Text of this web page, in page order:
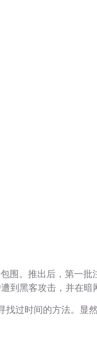
围。推出后，第一
到黑客攻击，并在暗
找过时间的方法。